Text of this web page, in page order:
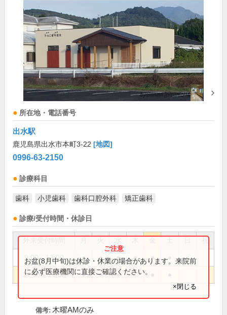
所在地・電話番号
出水駅
鹿児島県出水市本町3-22 [地図]
0996-63-2150
診療科目
歯科 小児歯科 歯科口腔外科 矯正歯科
診療/受付時間・休診日
祝
9:00～13:00 ● ● ● ● ●
14:30～18:00 ● ● ●
お盆(8月中旬)は休診・休業の場合があります。来院前
に必ず医療機関に直接ご確認ください。
×閉じる
備考: 木曜AMのみ